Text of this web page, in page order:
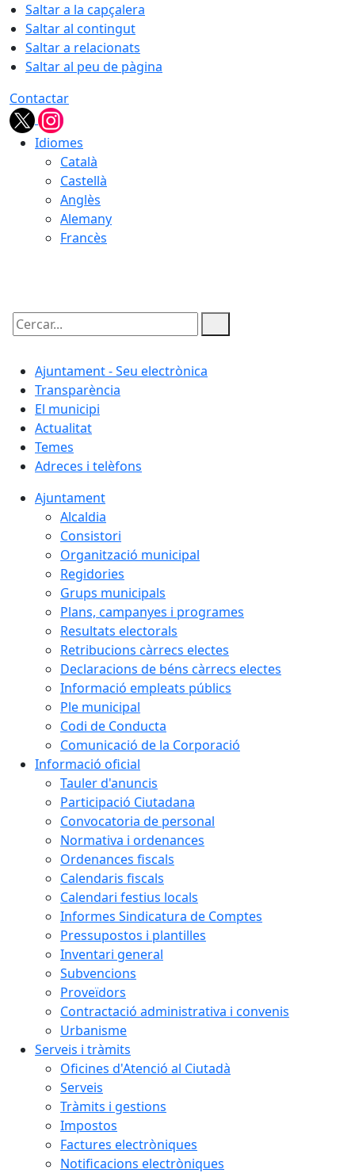
Saltar a la capçalera
Saltar al contingut
Saltar a relacionats
Saltar al peu de pàgina
Contactar
Idiomes
Català
Castellà
Anglès
Alemany
Francès
Cercar:
Ajuntament - Seu electrònica
Transparència
El municipi
Actualitat
Temes
Adreces i telèfons
Ajuntament
Alcaldia
Consistori
Organització municipal
Regidories
Grups municipals
Plans, campanyes i programes
Resultats electorals
Retribucions càrrecs electes
Declaracions de béns càrrecs electes
Informació empleats públics
Ple municipal
Codi de Conducta
Comunicació de la Corporació
Informació oficial
Tauler d'anuncis
Participació Ciutadana
Convocatoria de personal
Normativa i ordenances
Ordenances fiscals
Calendaris fiscals
Calendari festius locals
Informes Sindicatura de Comptes
Pressupostos i plantilles
Inventari general
Subvencions
Proveïdors
Contractació administrativa i convenis
Urbanisme
Serveis i tràmits
Oficines d'Atenció al Ciutadà
Serveis
Tràmits i gestions
Impostos
Factures electròniques
Notificacions electròniques